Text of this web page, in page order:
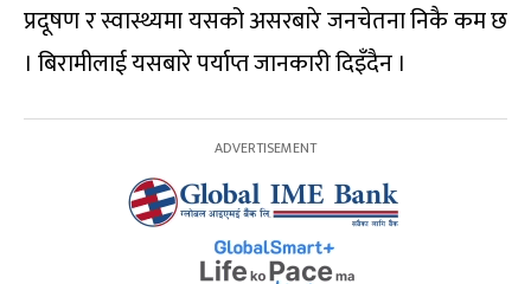
प्रदूषण र स्वास्थ्यमा यसको असरबारे जनचेतना निकै कम छ
। बिरामीलाई यसबारे पर्याप्त जानकारी दिइँदैन ।